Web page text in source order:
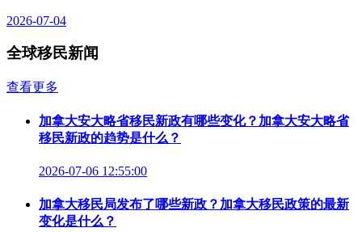
2026-07-04
全球移民新闻
查看更多
加拿大安大略省移民新政有哪些变化？加拿大安大略省
移民新政的趋势是什么？
2026-07-06 12:55:00
加拿大移民局发布了哪些新政？加拿大移民政策的最新
变化是什么？